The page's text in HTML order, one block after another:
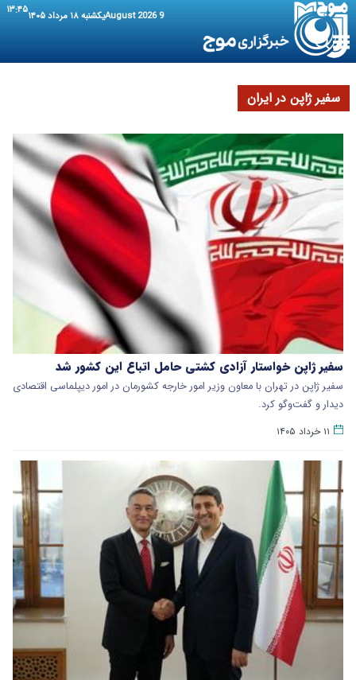
9 August 2026 یکشنبه ۱۸ مرداد ۱۴۰۵ ۱۳:۴۵
سفیر ژاپن در ایران
سفیر ژاپن خواستار آزادی کشتی حامل اتباع این کشور شد
سفیر ژاپن در تهران با معاون وزیر امور خارجه کشورمان در امور دیپلماسی اقتصادی
دیدار و گفت‌وگو کرد.
۱۱ خرداد ۱۴۰۵